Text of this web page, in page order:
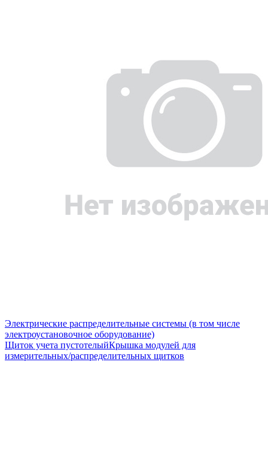
Электрические распределительные системы (в том числе
электроустановочное оборудование)
Щиток учета пустотелыйКрышка модулей для
измерительных/распределительных щитков